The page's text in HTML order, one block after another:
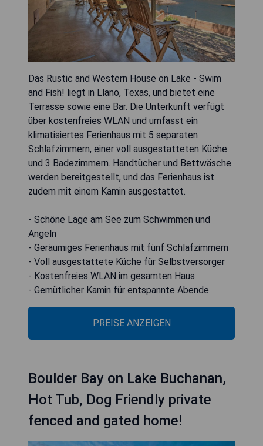
Das Rustic and Western House on Lake - Swim
and Fish! liegt in Llano, Texas, und bietet eine
Terrasse sowie eine Bar. Die Unterkunft verfügt
über kostenfreies WLAN und umfasst ein
klimatisiertes Ferienhaus mit 5 separaten
Schlafzimmern, einer voll ausgestatteten Küche
und 3 Badezimmern. Handtücher und Bettwäsche
werden bereitgestellt, und das Ferienhaus ist
zudem mit einem Kamin ausgestattet.
- Schöne Lage am See zum Schwimmen und
Angeln
- Geräumiges Ferienhaus mit fünf Schlafzimmern
- Voll ausgestattete Küche für Selbstversorger
- Kostenfreies WLAN im gesamten Haus
- Gemütlicher Kamin für entspannte Abende
PREISE ANZEIGEN
Boulder Bay on Lake Buchanan,
Hot Tub, Dog Friendly private
fenced and gated home!